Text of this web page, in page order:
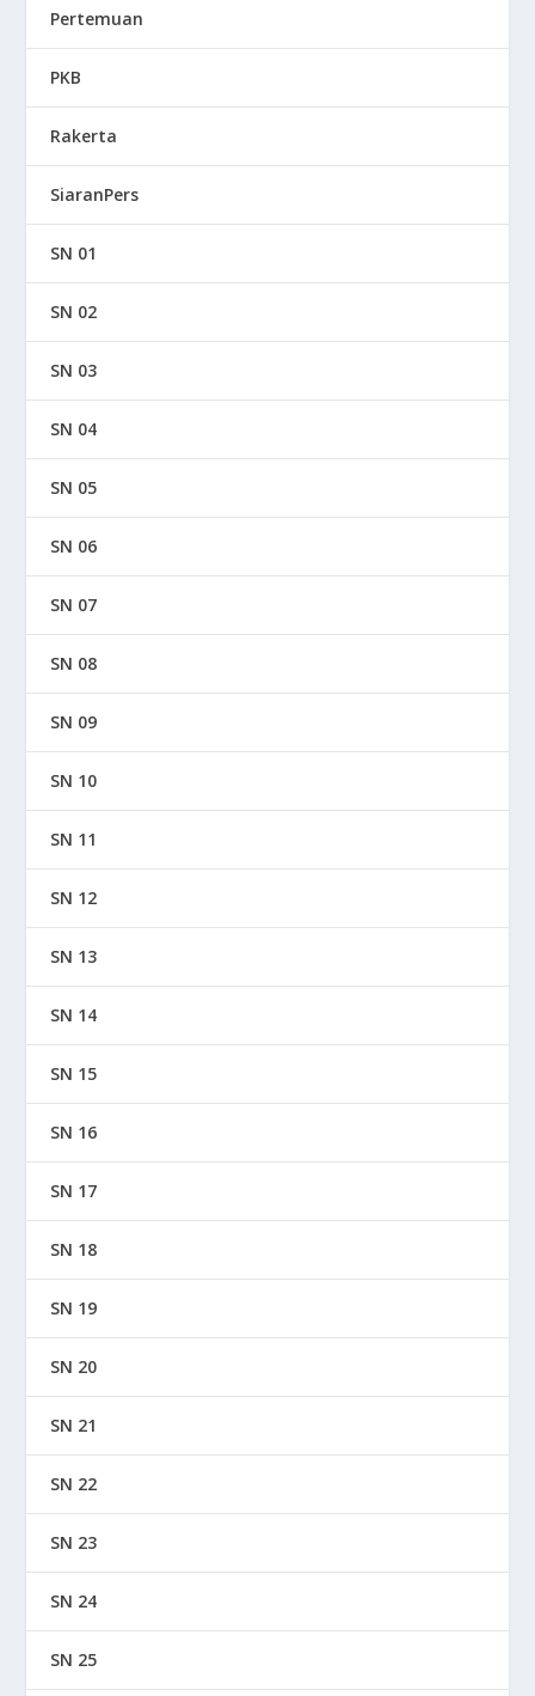
Pertemuan
PKB
Rakerta
SiaranPers
SN 01
SN 02
SN 03
SN 04
SN 05
SN 06
SN 07
SN 08
SN 09
SN 10
SN 11
SN 12
SN 13
SN 14
SN 15
SN 16
SN 17
SN 18
SN 19
SN 20
SN 21
SN 22
SN 23
SN 24
SN 25